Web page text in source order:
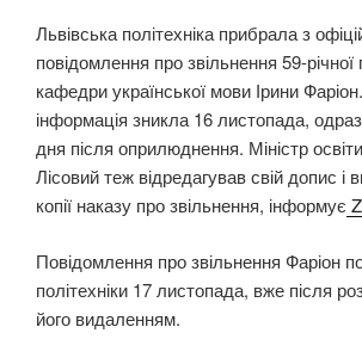
Львівська політехніка прибрала з
повідомлення про звільнення 59-
кафедри української мови Ірини
інформація зникла 16 листопада,
дня після оприлюднення. Міністр
Лісовий теж відредагував свій допис і
копії наказу про звільнення, інформує
Повідомлення про звільнення Фаріон
політехніки 17 листопада, вже після
його видаленням.